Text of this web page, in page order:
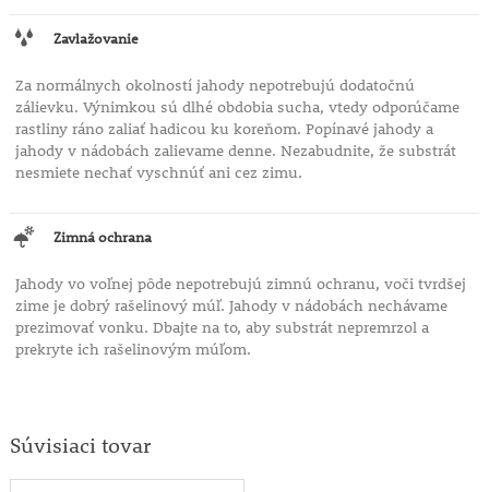
Zavlažovanie
Za normálnych okolností jahody nepotrebujú dodatočnú
zálievku. Výnimkou sú dlhé obdobia sucha, vtedy odporúčame
rastliny ráno zaliať hadicou ku koreňom. Popínavé jahody a
jahody v nádobách zalievame denne. Nezabudnite, že substrát
nesmiete nechať vyschnúť ani cez zimu.
Zimná ochrana
Jahody vo voľnej pôde nepotrebujú zimnú ochranu, voči tvrdšej
zime je dobrý rašelinový múľ. Jahody v nádobách nechávame
prezimovať vonku. Dbajte na to, aby substrát nepremrzol a
prekryte ich rašelinovým múľom.
Súvisiaci tovar